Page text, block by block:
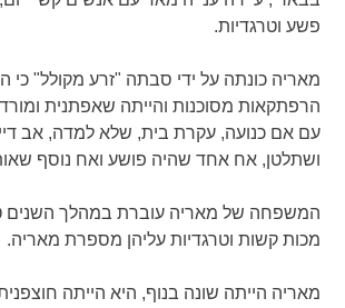
פשע וטרגדיות.
מאריה כונתה על ידי סבתה "זרע מקולל" כי
הרפתקאות מסוכנות והייתה שאפתנית
עם אם כנועה, עקרת בית, שלא למדה, אב
ושתלטן, אח אחד שהיה פושע ואח נוסף
המשפחה של מאריה עוברת במהלך השנים
מכות קשות וטרגדיות עליהן מספרת מאריה.
מאריה הייתה שונה בנוף, היא הייתה